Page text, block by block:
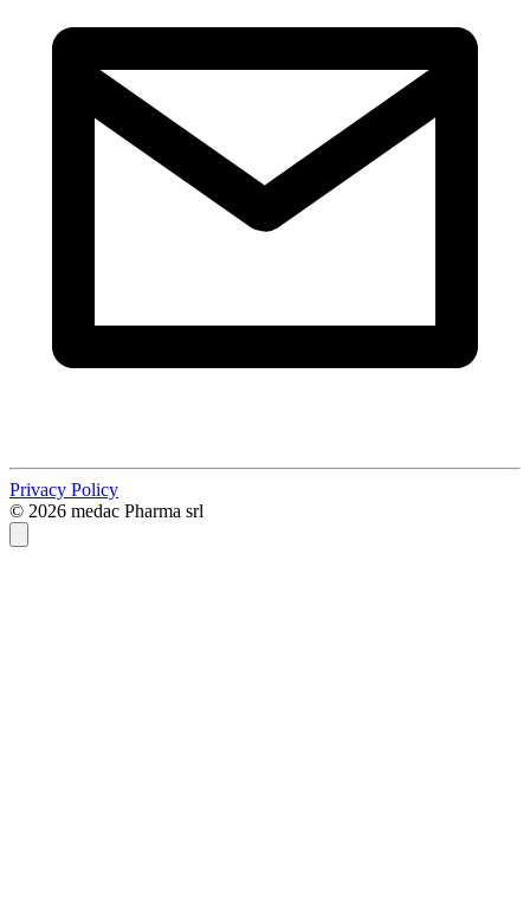
Privacy Policy
© 2026 medac Pharma srl